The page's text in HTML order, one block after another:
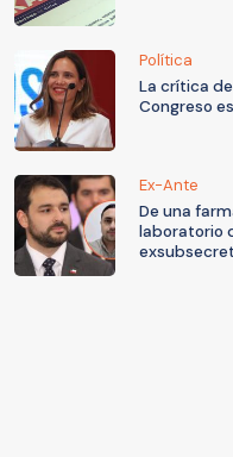
Política
La crítica
Congreso
Ex-Ante
De una
laboratorio